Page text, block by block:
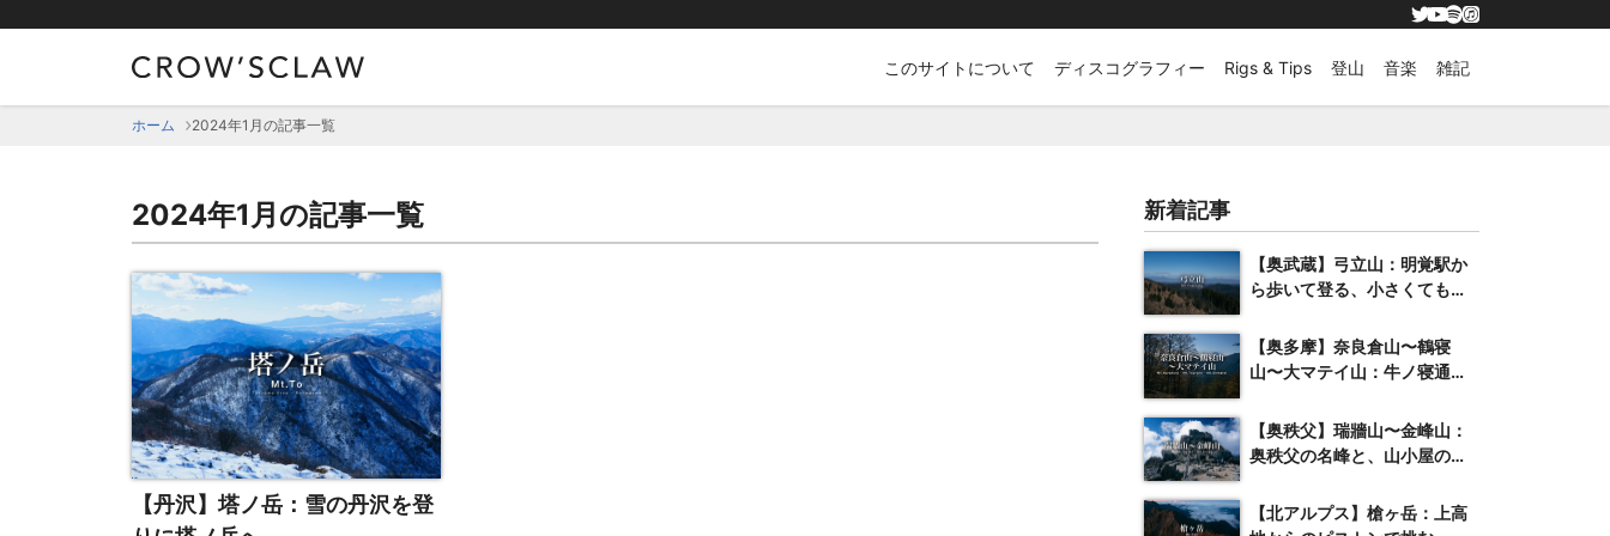
このサイトについて ディスコグラフィー Rigs & Tips 登山 音楽 雑記
ホーム 2024年1月の記事一覧
2024年1月の記事一覧
【丹沢】塔ノ岳：雪の丹沢を登
新着記事
【奥武蔵】弓立山：明覚駅か
ら歩いて登る、小さくても抜
【奥多摩】奈良倉山〜鶴寝
山〜大マテイ山：牛ノ寝通り
【奥秩父】瑞牆山〜金峰山：
奥秩父の名峰と、山小屋のク
【北アルプス】槍ヶ岳：上高